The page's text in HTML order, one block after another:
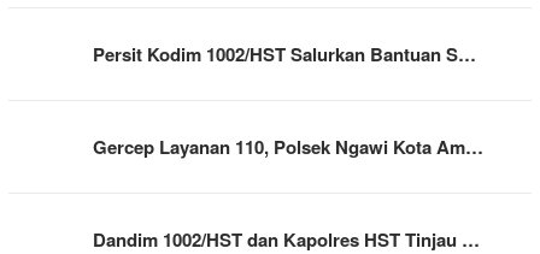
Persit Kodim 1002/HST Salurkan Bantuan S…
Gercep Layanan 110, Polsek Ngawi Kota Am…
Dandim 1002/HST dan Kapolres HST Tinjau …